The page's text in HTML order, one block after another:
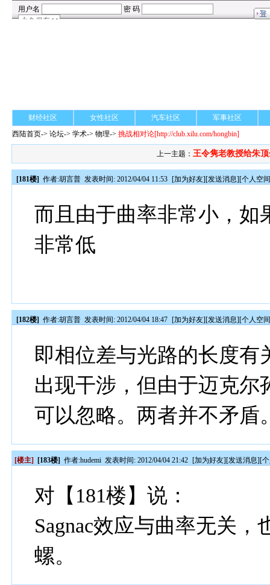
财经社区 女性社区 汽车社区
军事社区
西陆首页->论坛->学术-> 物理->挑战相对论[http://club.xilu.com/hongbin]
上一主题： 王令隽老教授给朱
[181楼] 作者:胡言普 发表时间: 2012/04/04 11:53 [加为好友][发送消息][个人空
而且由于曲率非常小，如
非常低
[182楼] 作者:胡言普 发表时间: 2012/04/04 18:47 [加为好友][发送消息][个人空
即相位差与光路的长度有
出现干涉，但由于迈克尔
可以忽略。两者并不矛盾
[楼主] [183楼] 作者:hudemi 发表时间: 2012/04/04 21:42 [加为好友][发送消息][
对【181楼】说：
Sagnac效应与曲率无关
螺。